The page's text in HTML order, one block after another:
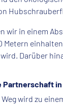
wir in einem
Metern
Darüber
Partnerschaft
wird zu